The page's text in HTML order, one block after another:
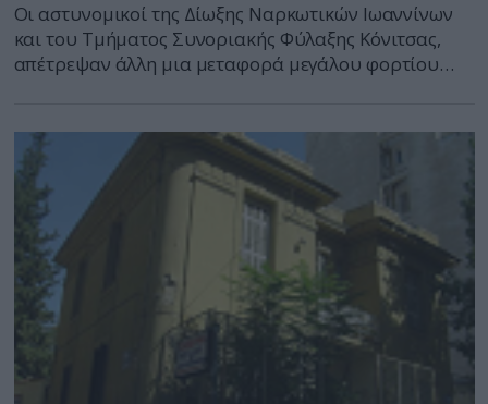
Οι αστυνομικοί της Δίωξης Ναρκωτικών Ιωαννίνων
και του Τμήματος Συνοριακής Φύλαξης Κόνιτσας,
απέτρεψαν άλλη μια μεταφορά μεγάλου φορτίου
αστυνομικοί είχαν εντοπίσει το όχημα να κινείται
ύποπτα στην περιοχή και το ακινητοποίησαν για
έλεγχο στη γέφυρα Αρετής του δήμου Καλπακίου
Ιωαννίνων. Στα […]